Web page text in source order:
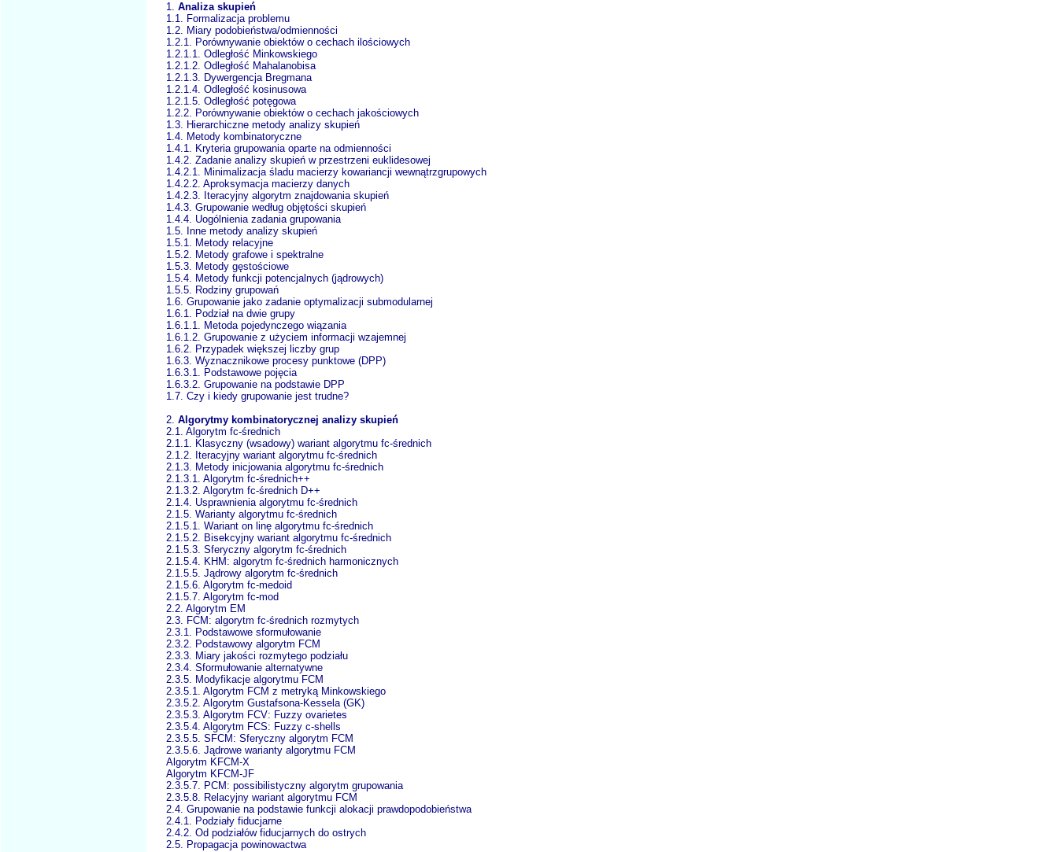
1. Analiza skupień
1.1. Formalizacja problemu
1.2. Miary podobieństwa/odmienności
1.2.1. Porównywanie obiektów o cechach ilościowych
1.2.1.1. Odległość Minkowskiego
1.2.1.2. Odległość Mahalanobisa
1.2.1.3. Dywergencja Bregmana
1.2.1.4. Odległość kosinusowa
1.2.1.5. Odległość potęgowa
1.2.2. Porównywanie obiektów o cechach jakościowych
1.3. Hierarchiczne metody analizy skupień
1.4. Metody kombinatoryczne
1.4.1. Kryteria grupowania oparte na odmienności
1.4.2. Zadanie analizy skupień w przestrzeni euklidesowej
1.4.2.1. Minimalizacja śladu macierzy kowariancji wewnątrzgrupowych
1.4.2.2. Aproksymacja macierzy danych
1.4.2.3. Iteracyjny algorytm znajdowania skupień
1.4.3. Grupowanie według objętości skupień
1.4.4. Uogólnienia zadania grupowania
1.5. Inne metody analizy skupień
1.5.1. Metody relacyjne
1.5.2. Metody grafowe i spektralne
1.5.3. Metody gęstościowe
1.5.4. Metody funkcji potencjalnych (jądrowych)
1.5.5. Rodziny grupowań
1.6. Grupowanie jako zadanie optymalizacji submodularnej
1.6.1. Podział na dwie grupy
1.6.1.1. Metoda pojedynczego wiązania
1.6.1.2. Grupowanie z użyciem informacji wzajemnej
1.6.2. Przypadek większej liczby grup
1.6.3. Wyznacznikowe procesy punktowe (DPP)
1.6.3.1. Podstawowe pojęcia
1.6.3.2. Grupowanie na podstawie DPP
1.7. Czy i kiedy grupowanie jest trudne?
2. Algorytmy kombinatorycznej analizy skupień
2.1. Algorytm fc-średnich
2.1.1. Klasyczny (wsadowy) wariant algorytmu fc-średnich
2.1.2. Iteracyjny wariant algorytmu fc-średnich
2.1.3. Metody inicjowania algorytmu fc-średnich
2.1.3.1. Algorytm fc-średnich++
2.1.3.2. Algorytm fc-średnich D++
2.1.4. Usprawnienia algorytmu fc-średnich
2.1.5. Warianty algorytmu fc-średnich
2.1.5.1. Wariant on linę algorytmu fc-średnich
2.1.5.2. Bisekcyjny wariant algorytmu fc-średnich
2.1.5.3. Sferyczny algorytm fc-średnich
2.1.5.4. KHM: algorytm fc-średnich harmonicznych
2.1.5.5. Jądrowy algorytm fc-średnich
2.1.5.6. Algorytm fc-medoid
2.1.5.7. Algorytm fc-mod
2.2. Algorytm EM
2.3. FCM: algorytm fc-średnich rozmytych
2.3.1. Podstawowe sformułowanie
2.3.2. Podstawowy algorytm FCM
2.3.3. Miary jakości rozmytego podziału
2.3.4. Sformułowanie alternatywne
2.3.5. Modyfikacje algorytmu FCM
2.3.5.1. Algorytm FCM z metryką Minkowskiego
2.3.5.2. Algorytm Gustafsona-Kessela (GK)
2.3.5.3. Algorytm FCV: Fuzzy ovarietes
2.3.5.4. Algorytm FCS: Fuzzy c-shells
2.3.5.5. SFCM: Sferyczny algorytm FCM
2.3.5.6. Jądrowe warianty algorytmu FCM
Algorytm KFCM-X
Algorytm KFCM-JF
2.3.5.7. PCM: possibilistyczny algorytm grupowania
2.3.5.8. Relacyjny wariant algorytmu FCM
2.4. Grupowanie na podstawie funkcji alokacji prawdopodobieństwa
2.4.1. Podziały fiducjarne
2.4.2. Od podziałów fiducjarnych do ostrych
2.5. Propagacja powinowactwa